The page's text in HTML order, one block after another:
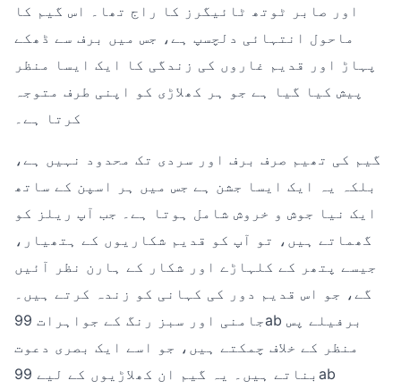
اور صابر ٹوتھ ٹائیگرز کا راج تھا۔ اس گیم کا
ماحول انتہائی دلچسپ ہے، جس میں برف سے ڈھکے
پہاڑ اور قدیم غاروں کی زندگی کا ایک ایسا منظر
پیش کیا گیا ہے جو ہر کھلاڑی کو اپنی طرف متوجہ
کرتا ہے۔
گیم کی تھیم صرف برف اور سردی تک محدود نہیں ہے،
بلکہ یہ ایک ایسا جشن ہے جس میں ہر اسپن کے ساتھ
ایک نیا جوش و خروش شامل ہوتا ہے۔ جب آپ ریلز کو
گھماتے ہیں، تو آپ کو قدیم شکاریوں کے ہتھیار،
جیسے پتھر کے کلہاڑے اور شکار کے ہارن نظر آئیں
گے، جو اس قدیم دور کی کہانی کو زندہ کرتے ہیں۔
جامنی اور سبز رنگ کے جواہرات 99ab برفیلے پس
منظر کے خلاف چمکتے ہیں، جو اسے ایک بصری دعوت
بناتے ہیں۔ یہ گیم ان کھلاڑیوں کے لیے 99ab